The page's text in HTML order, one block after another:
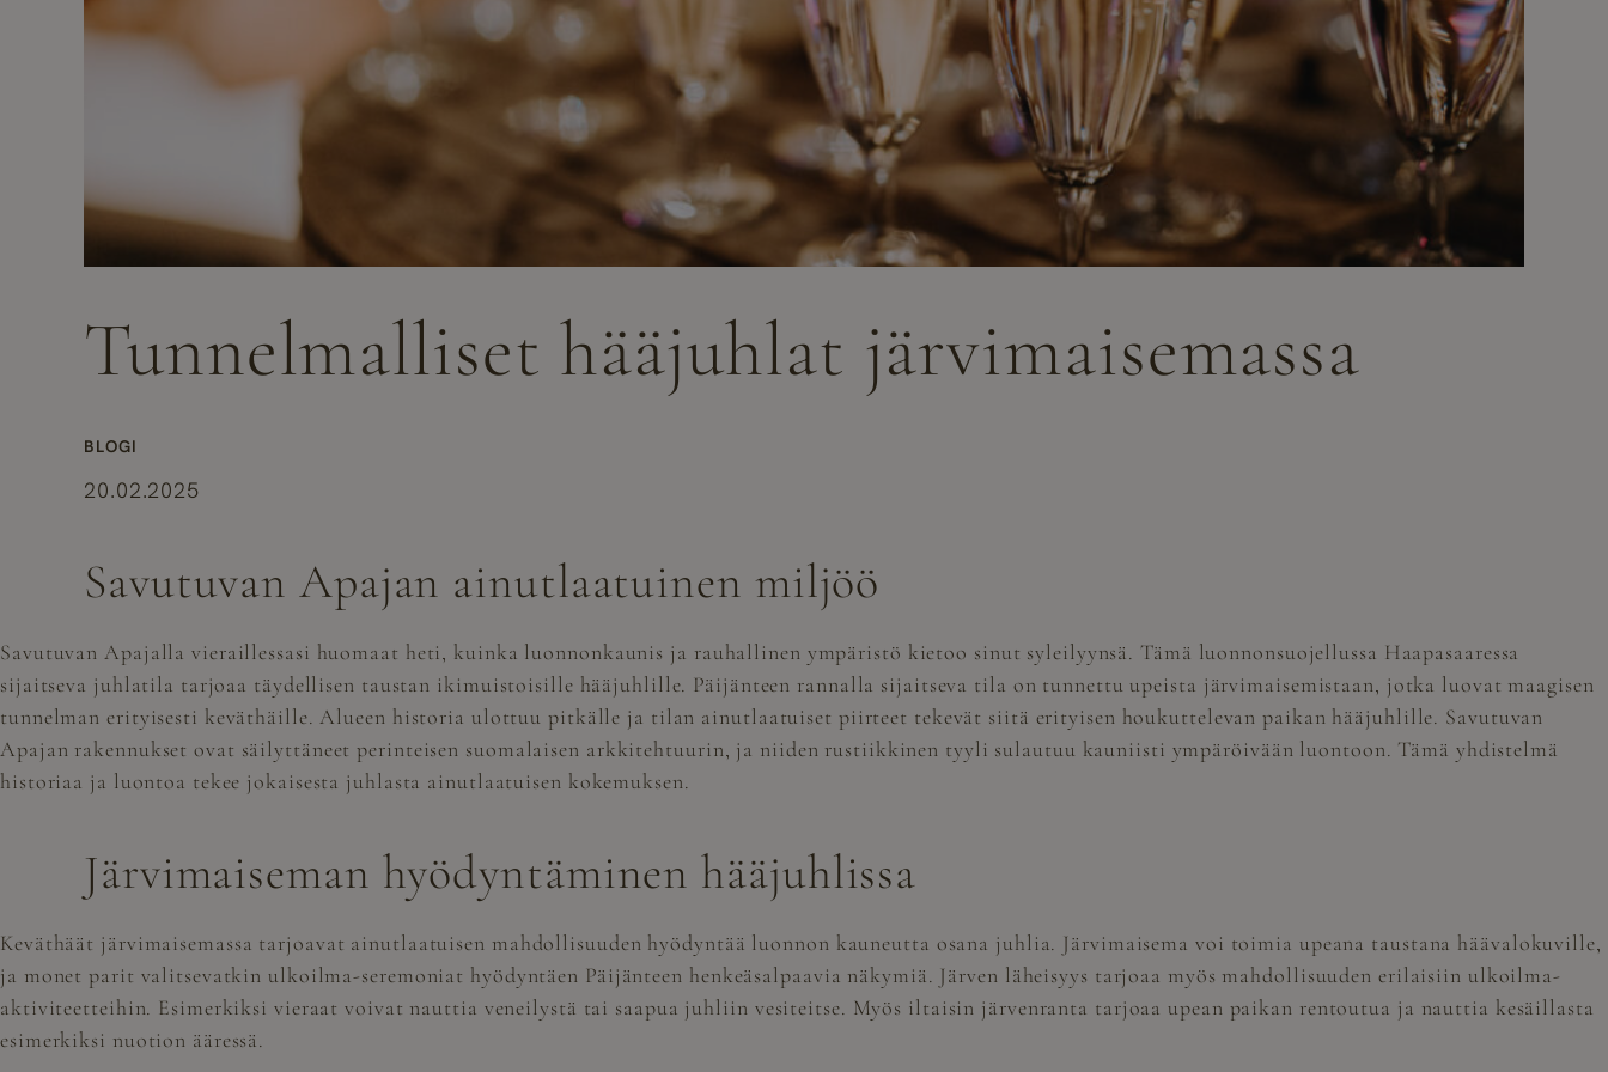
Tunnelmalliset hääjuhlat järvimaisemassa
BLOGI
20.02.2025
Savutuvan Apajan ainutlaatuinen miljöö
Savutuvan Apajalla vieraillessasi huomaat heti, kuinka luonnonkaunis ja rauhallinen ympäristö kietoo sinut syleilyynsä. Tämä luonnonsuojellussa Haapasaaressa
sijaitseva juhlatila tarjoaa täydellisen taustan ikimuistoisille hääjuhlille. Päijänteen rannalla sijaitseva tila on tunnettu upeista järvimaisemistaan, jotka luovat maagisen
tunnelman erityisesti keväthäille. Alueen historia ulottuu pitkälle ja tilan ainutlaatuiset piirteet tekevät siitä erityisen houkuttelevan paikan hääjuhlille. Savutuvan
Apajan rakennukset ovat säilyttäneet perinteisen suomalaisen arkkitehtuurin, ja niiden rustiikkinen tyyli sulautuu kauniisti ympäröivään luontoon. Tämä yhdistelmä
historiaa ja luontoa tekee jokaisesta juhlasta ainutlaatuisen kokemuksen.
Järvimaiseman hyödyntäminen hääjuhlissa
Keväthäät järvimaisemassa tarjoavat ainutlaatuisen mahdollisuuden hyödyntää luonnon kauneutta osana juhlia. Järvimaisema voi toimia upeana taustana häävalokuville,
ja monet parit valitsevatkin ulkoilma-seremoniat hyödyntäen Päijänteen henkeäsalpaavia näkymiä. Järven läheisyys tarjoaa myös mahdollisuuden erilaisiin ulkoilma-
aktiviteetteihin. Esimerkiksi vieraat voivat nauttia veneilystä tai saapua juhliin vesiteitse. Myös iltaisin järvenranta tarjoaa upean paikan rentoutua ja nauttia kesäillasta
esimerkiksi nuotion ääressä.